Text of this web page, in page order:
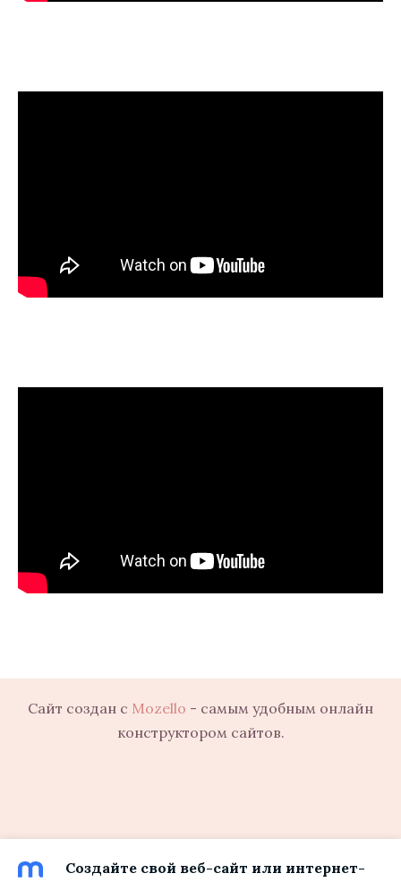
Сайт создан с Mozello - самым удобным онлайн
конструктором сайтов.
Создайте свой веб-сайт или интернет-